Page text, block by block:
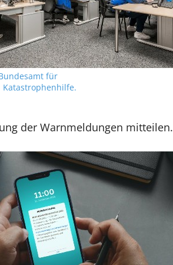
für
Katastrophenhilfe.
der Warnmeldungen mitteilen.